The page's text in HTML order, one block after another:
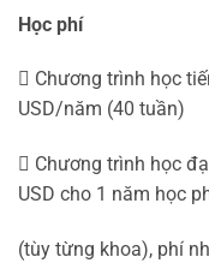
Học phí
 Chương trình học
USD/năm (40 tuần)
 Chương trình học
USD cho 1 năm học
(tùy từng khoa), phí